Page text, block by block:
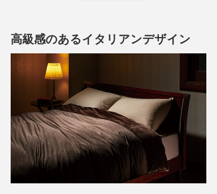
高級感のあるイタリアンデザイン